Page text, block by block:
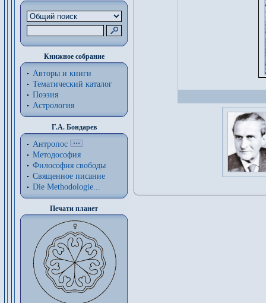
Книжное собрание
Авторы и книги
Тематический каталог
Поэзия
Астрология
Г.А. Бондарев
Антропос
Методософия
Философия cвободы
Священное писание
Die Methodologie...
Печати планет